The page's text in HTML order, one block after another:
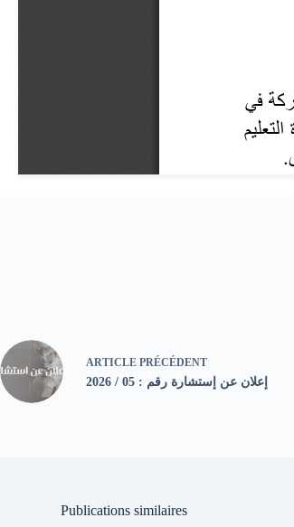
ARTICLE PRÉCÉDENT
إعلان عن إستشارة رقم : 05 / 2026
Publications similaires